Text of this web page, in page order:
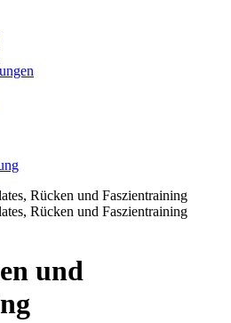
Rücken und Faszientraining
Rücken und Faszientraining
und